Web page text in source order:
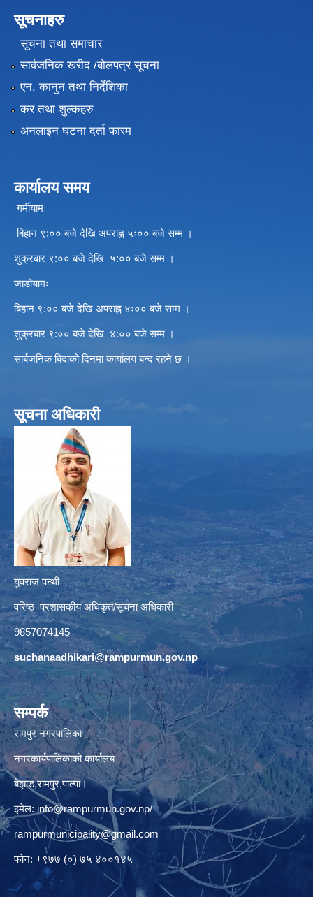
सूचनाहरु
सूचना तथा समाचार
सार्वजनिक खरीद /बोलपत्र सूचना
एन, कानुन तथा निर्देशिका
कर तथा शुल्कहरु
अनलाइन घटना दर्ता फारम
कार्यालय समय
गर्मीयामः
बिहान ९:०० बजे देखि अपराह्न ५ः०० बजे सम्म ।
शुक्रबार ९:०० बजे देखि ५:०० बजे सम्म ।
जाडोयामः
बिहान ९:०० बजे देखि अपराह्न ४ः०० बजे सम्म ।
शुक्रबार ९:०० बजे देखि ४:०० बजे सम्म ।
सार्बजनिक बिदाको दिनमा कार्यालय बन्द रहने छ ।
सूचना अधिकारी
युवराज पन्थी
वरिष्ठ प्रशासकीय अधिकृत/सूचना अधिकारी
9857074145
suchanaadhikari@rampurmun.gov.np
सम्पर्क
रामपुर नगरपालिका
नगरकार्यपालिकाको कार्यालय
बेझाड,रामपुर,पाल्पा।
इमेल: info@rampurmun.gov.np/
rampurmunicipality@gmail.com
फोन: +९७७ (०) ७५ ४००१४५